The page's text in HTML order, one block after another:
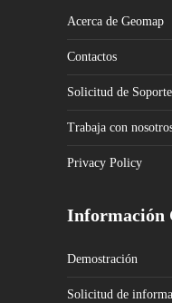
Acerca de Geomap
Contactos
Solicitud de
Trabaja con
Privacy Policy
Información
Demostración
Solicitud de